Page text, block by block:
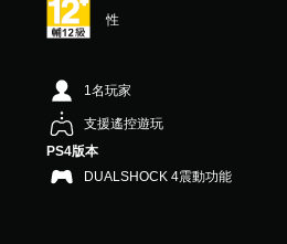
（
滿
顆
星
）
，
共
1
性
1名玩家
支援遙控遊玩
PS4版本
DUALSHOCK 4震動功能